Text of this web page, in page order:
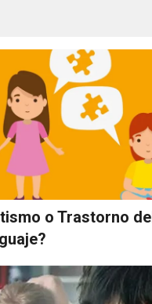
o Trastorno del